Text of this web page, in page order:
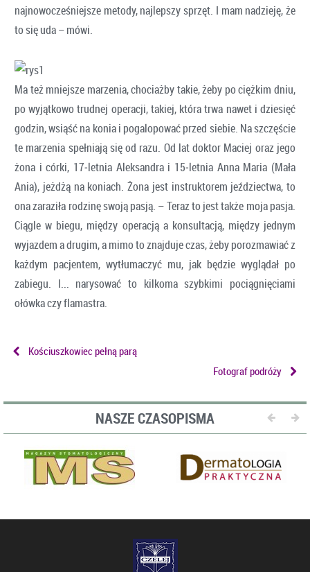
najnowocześniejsze metody, najlepszy sprzęt. I mam nadzieję, że
to się uda – mówi.
Ma też mniejsze marzenia, chociażby takie, żeby po ciężkim dniu,
po wyjątkowo trudnej operacji, takiej, która trwa nawet i dziesięć
godzin, wsiąść na konia i pogalopować przed siebie. Na szczęście
te marzenia spełniają się od razu. Od lat doktor Maciej oraz jego
żona i córki, 17‑letnia Aleksandra i 15‑letnia Anna Maria (Mała
Ania), jeżdżą na koniach. Żona jest instruktorem jeździectwa, to
ona zaraziła rodzinę swoją pasją. – Teraz to jest także moja pasja.
Ciągle w biegu, między operacją a konsultacją, między jednym
wyjazdem a drugim, a mimo to znajduje czas, żeby porozmawiać z
każdym pacjentem, wytłumaczyć mu, jak będzie wyglądał po
zabiegu. I... narysować to kilkoma szybkimi pociągnięciami
ołówka czy flamastra.
Kościuszkowiec pełną parą
Fotograf podróży
NASZE CZASOPISMA